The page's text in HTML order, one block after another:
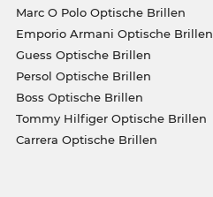
Marc O Polo Optische Brillen
Emporio Armani Optische Brillen
Guess Optische Brillen
Persol Optische Brillen
Boss Optische Brillen
Tommy Hilfiger Optische Brillen
Carrera Optische Brillen